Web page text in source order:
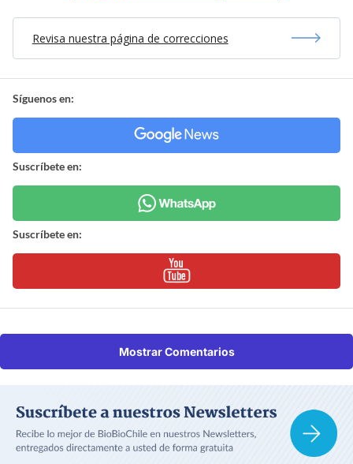
Revisa nuestra página de correcciones
Síguenos en:
Suscríbete en:
Suscríbete en:
Mostrar Comentarios